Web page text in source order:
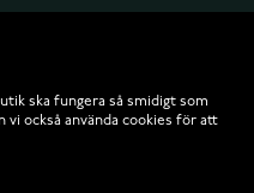
ska fungera så smidigt som
vi också använda cookies för att